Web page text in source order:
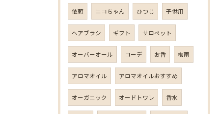
依頼 ニコちゃん ひつじ 子供用
ヘアブラシ ギフト サロペット
オーバーオール コーデ お香 梅雨
アロマオイル アロマオイルおすすめ
オーガニック オードトワレ 香水